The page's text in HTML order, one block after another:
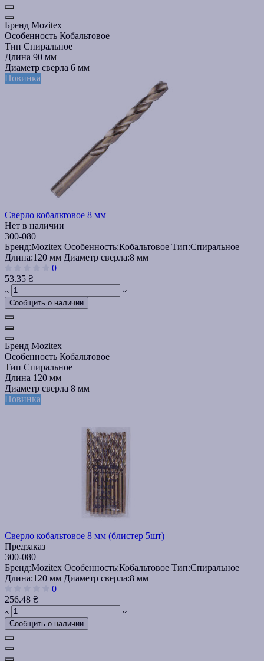
Бренд Mozitex
Особенность Кобальтовое
Тип Спиральное
Длина 90 мм
Диаметр сверла 6 мм
Новинка
Сверло кобальтовое 8 мм
Нет в наличии
300-080
Бренд:Mozitex Особенность:Кобальтовое Тип:Спиральное
Длина:120 мм Диаметр сверла:8 мм
0
53.35 ₴
Сообщить о наличии
Бренд Mozitex
Особенность Кобальтовое
Тип Спиральное
Длина 120 мм
Диаметр сверла 8 мм
Новинка
Сверло кобальтовое 8 мм (блистер 5шт)
Предзаказ
300-080
Бренд:Mozitex Особенность:Кобальтовое Тип:Спиральное
Длина:120 мм Диаметр сверла:8 мм
0
256.48 ₴
Сообщить о наличии